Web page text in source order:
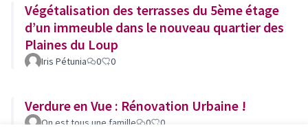
Végétalisation des terrasses du 5ème étage
d’un immeuble dans le nouveau quartier des
Plaines du Loup
Iris Pétunia 0 0
Verdure en Vue : Rénovation Urbaine !
On est tous une famille 0 0